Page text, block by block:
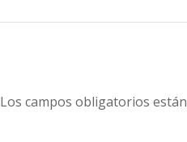
Los campos obligatorios están